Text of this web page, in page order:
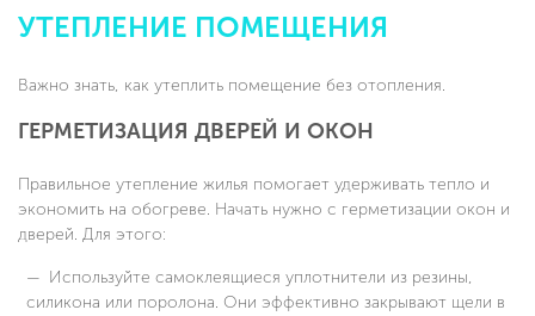
УТЕПЛЕНИЕ ПОМЕЩЕНИЯ
Важно знать, как утеплить помещение без отопления.
ГЕРМЕТИЗАЦИЯ ДВЕРЕЙ И ОКОН
Правильное утепление жилья помогает удерживать тепло и
экономить на обогреве. Начать нужно с герметизации окон и
дверей. Для этого:
Используйте самоклеящиеся уплотнители из резины,
силикона или поролона. Они эффективно закрывают щели в